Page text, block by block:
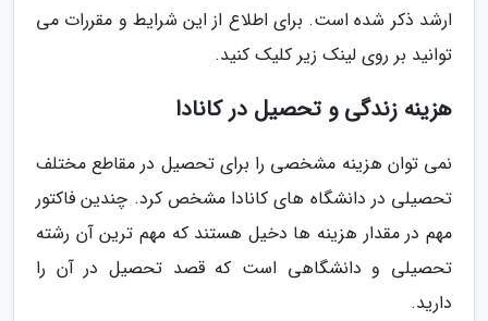
ارشد ذکر شده است. برای اطلاع از این شرایط و مقررات می
توانید بر روی لینک زیر کلیک کنید.
هزینه زندگی و تحصیل در کانادا
نمی توان هزینه مشخصی را برای تحصیل در مقاطع مختلف
تحصیلی در دانشگاه های کانادا مشخص کرد. چندین فاکتور
مهم در مقدار هزینه ها دخیل هستند که مهم ترین آن رشته
تحصیلی و دانشگاهی است که قصد تحصیل در آن را
دارید.